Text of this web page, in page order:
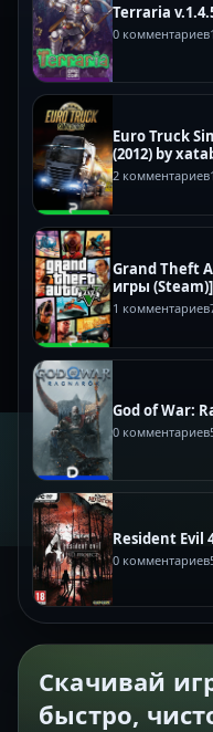
Terraria
0 комментариев
Euro Truck
(2012) by
2 комментариев
Grand Theft
игры
1 комментариев
God of War:
0 комментариев
Resident Evil
0 комментариев
Скачивай
быстро,